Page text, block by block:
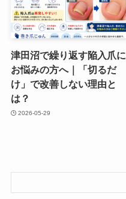
津田沼で繰り返す陥入爪に
お悩みの方へ｜「切るだ
け」で改善しない理由と
は？
2026-05-29